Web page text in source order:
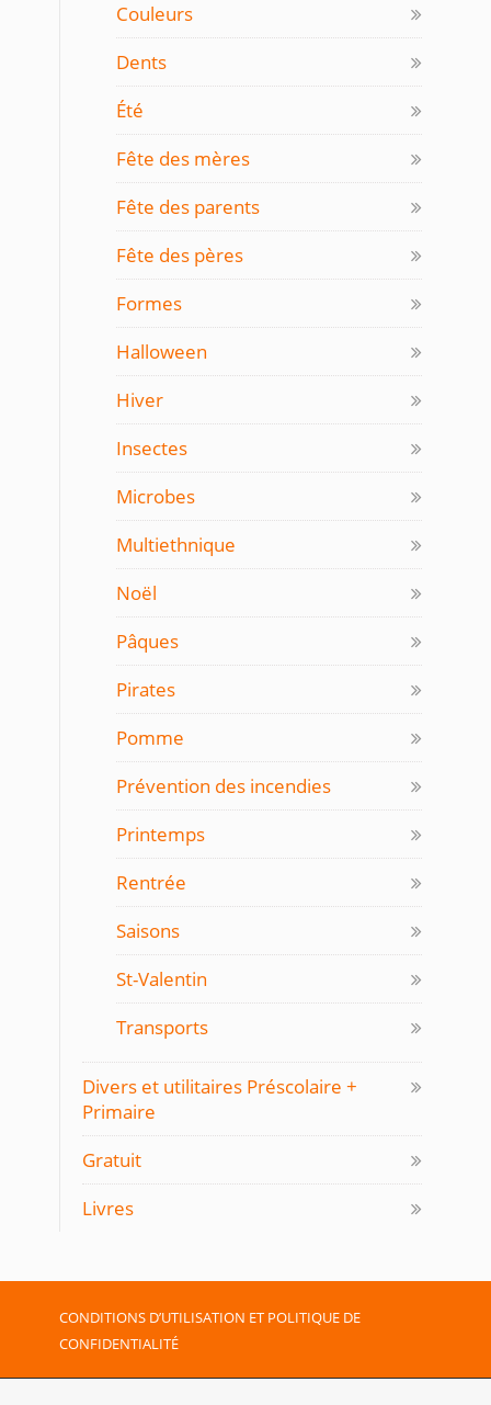
Couleurs
Dents
Été
Fête des mères
Fête des parents
Fête des pères
Formes
Halloween
Hiver
Insectes
Microbes
Multiethnique
Noël
Pâques
Pirates
Pomme
Prévention des incendies
Printemps
Rentrée
Saisons
St-Valentin
Transports
Divers et utilitaires Préscolaire +
Primaire
Gratuit
Livres
CONDITIONS D’UTILISATION ET POLITIQUE DE
CONFIDENTIALITÉ